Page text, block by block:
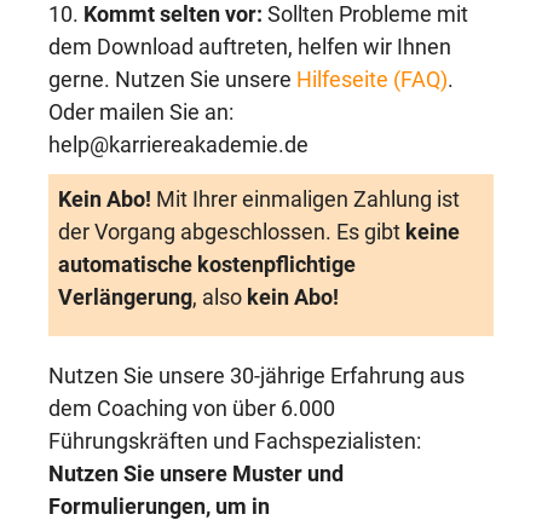
10. Kommt selten vor: Sollten Probleme mit
dem Download auftreten, helfen wir Ihnen
gerne. Nutzen Sie unsere Hilfeseite (FAQ).
Oder mailen Sie an:
help@karriereakademie.de
Kein Abo! Mit Ihrer einmaligen Zahlung ist
der Vorgang abgeschlossen. Es gibt keine
automatische kostenpflichtige
Verlängerung, also kein Abo!
Nutzen Sie unsere 30-jährige Erfahrung aus
dem Coaching von über 6.000
Führungskräften und Fachspezialisten:
Nutzen Sie unsere Muster und
Formulierungen, um in